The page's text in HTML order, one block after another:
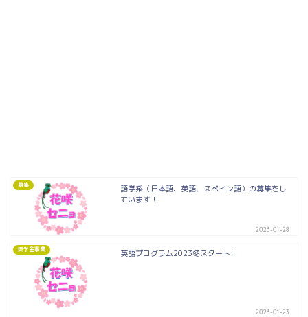
募集
語学系（日本語、英語、スペイン語）の募集をし
ています！
2023-01-28
奨学金事業 英語プログラム2023冬スタート！
2023-01-23